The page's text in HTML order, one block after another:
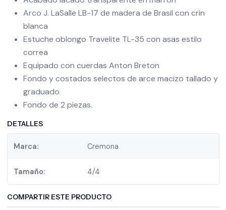
Arco J. LaSalle LB-17 de madera de Brasil con crin
blanca
Estuche oblongo Travelite TL-35 con asas estilo
correa
Equipado con cuerdas Anton Breton
Fondo y costados selectos de arce macizo tallado y
graduado
Fondo de 2 piezas.
DETALLES
Marca: Cremona
Tamaño: 4/4
COMPARTIR ESTE PRODUCTO